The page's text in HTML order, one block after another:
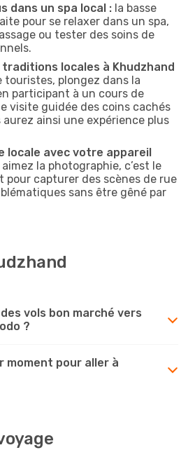
dans un spa local : la basse
pour se relaxer dans un spa,
ou tester des soins de
traditions locales à Khudzhand
touristes, plongez dans la
participant à un cours de
visite guidée des coins cachés
aurez ainsi une expérience plus
locale avec votre appareil
la photographie, c’est le
pour capturer des scènes de rue
sans être gêné par
vols bon marché vers
?
moment pour aller à